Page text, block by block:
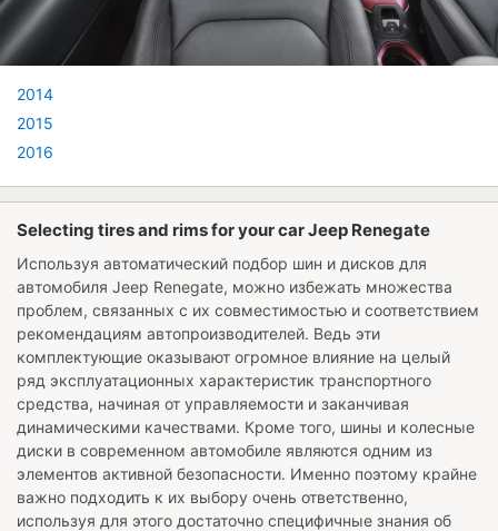
2014
2015
2016
Selecting tires and rims for your car Jeep Renegate
Используя автоматический подбор шин и дисков для
автомобиля Jeep Renegate, можно избежать множества
проблем, связанных с их совместимостью и соответствием
рекомендациям автопроизводителей. Ведь эти
комплектующие оказывают огромное влияние на целый
ряд эксплуатационных характеристик транспортного
средства, начиная от управляемости и заканчивая
динамическими качествами. Кроме того, шины и колесные
диски в современном автомобиле являются одним из
элементов активной безопасности. Именно поэтому крайне
важно подходить к их выбору очень ответственно,
используя для этого достаточно специфичные знания об